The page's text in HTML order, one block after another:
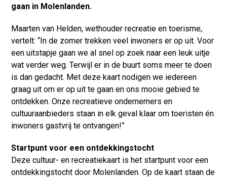
gaan in Molenlanden.
Maarten van Helden, wethouder recreatie en toerisme,
vertelt: “In de zomer trekken veel inwoners er op uit. Voor
een uitstapje gaan we al snel op zoek naar een leuk uitje
wat verder weg. Terwijl er in de buurt soms meer te doen
is dan gedacht. Met deze kaart nodigen we iedereen
graag uit om er op uit te gaan en ons mooie gebied te
ontdekken. Onze recreatieve ondernemers en
cultuuraanbieders staan in elk geval klaar om toeristen én
inwoners gastvrij te ontvangen!”
Startpunt voor een ontdekkingstocht
Deze cultuur- en recreatiekaart is het startpunt voor een
ontdekkingstocht door Molenlanden. Op de kaart staan de